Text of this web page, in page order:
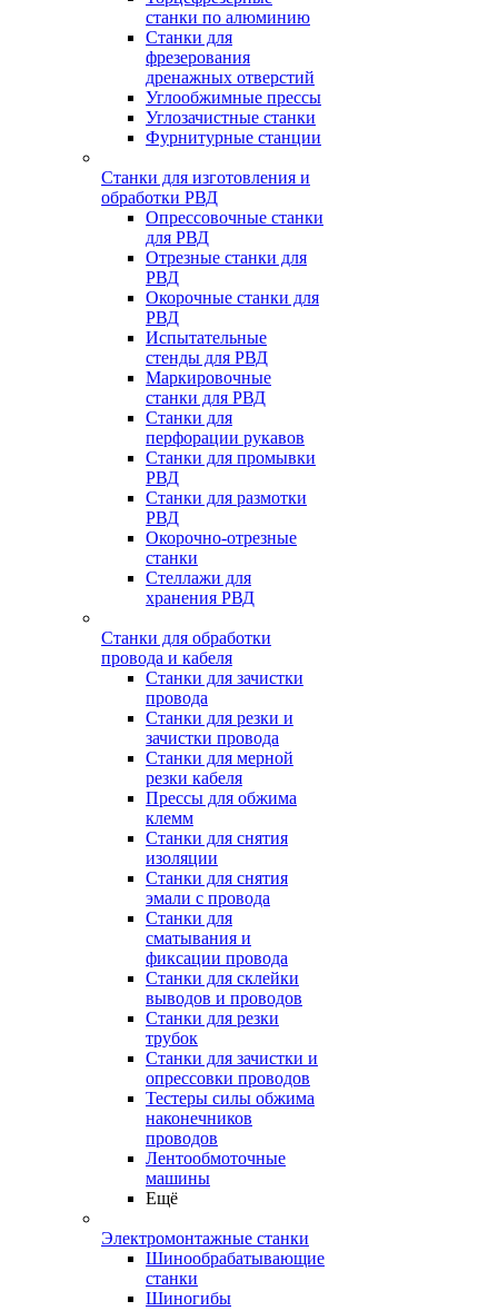
станки по алюминию
Станки для
фрезерования
дренажных отверстий
Углообжимные прессы
Углозачистные станки
Фурнитурные станции
Станки для изготовления и
обработки РВД
Опрессовочные станки
для РВД
Отрезные станки для
РВД
Окорочные станки для
РВД
Испытательные
стенды для РВД
Маркировочные
станки для РВД
Станки для
перфорации рукавов
Станки для промывки
РВД
Станки для размотки
РВД
Окорочно-отрезные
станки
Стеллажи для
хранения РВД
Станки для обработки
провода и кабеля
Станки для зачистки
провода
Станки для резки и
зачистки провода
Станки для мерной
резки кабеля
Прессы для обжима
клемм
Станки для снятия
изоляции
Станки для снятия
эмали с провода
Станки для
сматывания и
фиксации провода
Станки для склейки
выводов и проводов
Станки для резки
трубок
Станки для зачистки и
опрессовки проводов
Тестеры силы обжима
наконечников
проводов
Лентообмоточные
машины
Ещё
Электромонтажные станки
Шинообрабатывающие
станки
Шиногибы